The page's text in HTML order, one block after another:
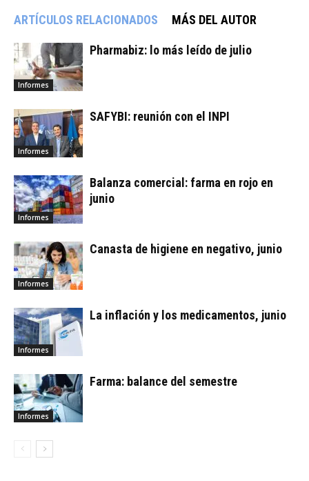
ARTÍCULOS RELACIONADOS MÁS DEL AUTOR
Informes
Pharmabiz: lo más leído de julio
Informes
SAFYBI: reunión con el INPI
Informes
Balanza comercial: farma en rojo en
junio
Informes
Canasta de higiene en negativo, junio
Informes
La inflación y los medicamentos, junio
Informes
Farma: balance del semestre